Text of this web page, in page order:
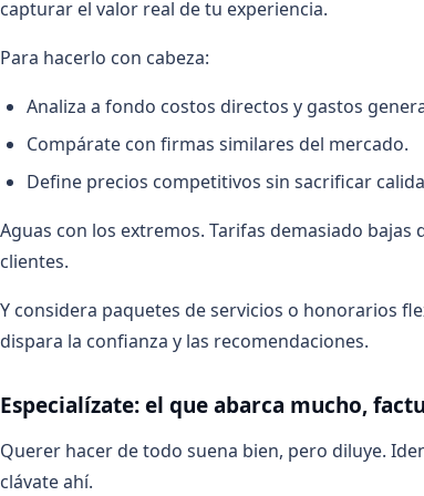
capturar el valor real de tu experiencia.
Para hacerlo con cabeza:
Analiza a fondo costos directos y gastos
Compárate con firmas similares del mercado.
Define precios competitivos sin sacrificar
Aguas con los extremos. Tarifas demasiado
clientes.
Y considera paquetes de servicios o honorarios
dispara la confianza y las recomendaciones.
Especialízate: el que abarca mucho,
Querer hacer de todo suena bien, pero diluye.
clávate ahí.